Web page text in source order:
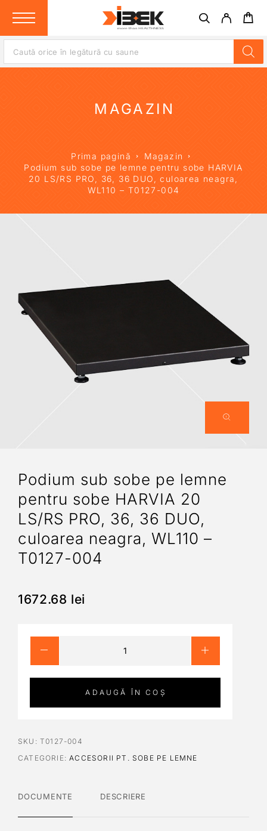
MAGAZIN
Prima pagină
Magazin
Podium sub sobe pe lemne pentru sobe HARVIA
20 LS/RS PRO, 36, 36 DUO, culoarea neagra,
WL110 – T0127-004
Podium sub sobe pe lemne
pentru sobe HARVIA 20
LS/RS PRO, 36, 36 DUO,
culoarea neagra, WL110 –
T0127-004
1672.68 lei
ADAUGĂ ÎN COȘ
SKU: T0127-004
CATEGORIE:ACCESORII PT. SOBE PE LEMNE
DOCUMENTE DESCRIERE